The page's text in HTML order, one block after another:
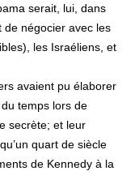
serait, lui, dans
de négocier avec les
les Israéliens, et
avaient pu élaborer
temps lors de
secrète; et leur
quart de siècle
de Kennedy à la